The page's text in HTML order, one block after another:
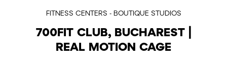
FITNESS CENTERS - BOUTIQUE STUDIOS
700FIT CLUB, BUCHAREST |
REAL MOTION CAGE